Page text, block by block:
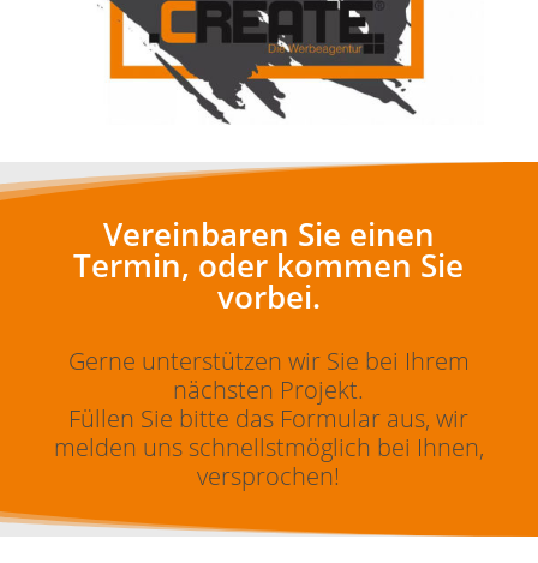
Vereinbaren Sie einen
Termin, oder kommen Sie
vorbei.
Gerne unterstützen wir Sie bei Ihrem
nächsten Projekt.
Füllen Sie bitte das Formular aus, wir
melden uns schnellstmöglich bei Ihnen,
versprochen!